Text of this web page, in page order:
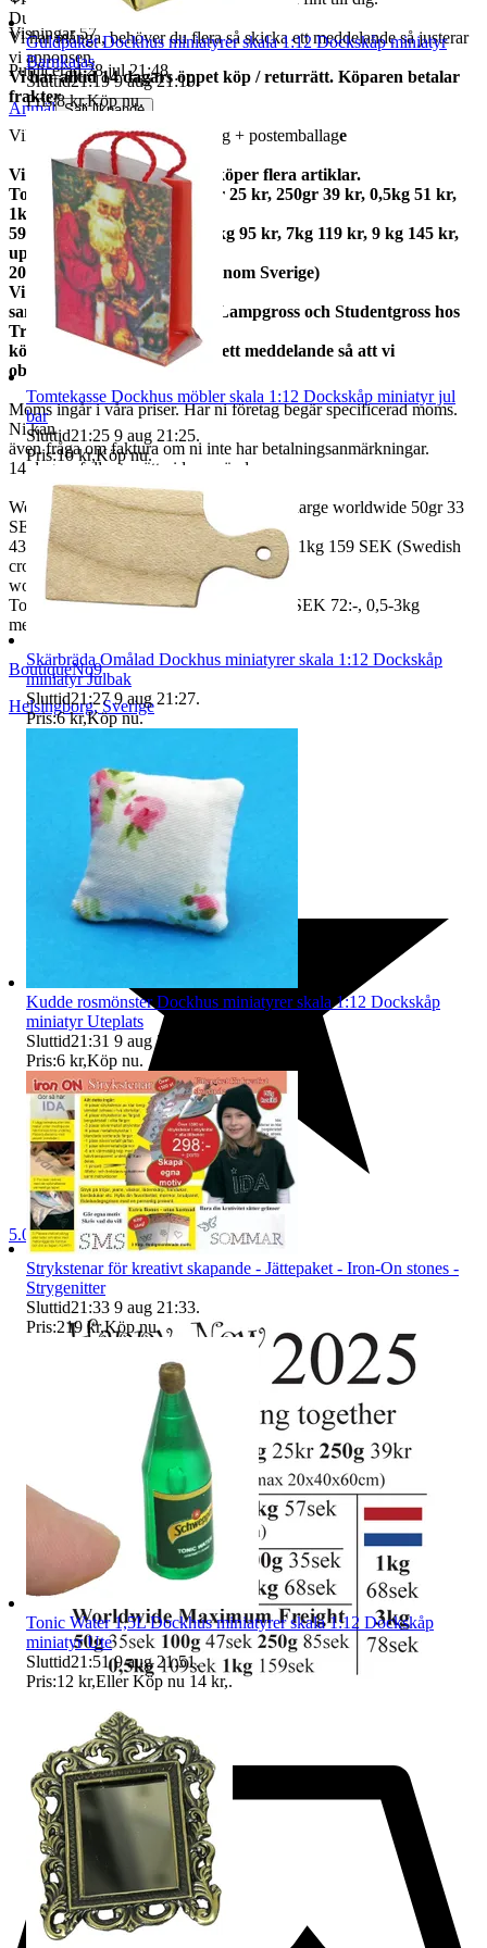
Du får varan som finns på första bilden.
Vi har många, behöver du flera så skicka ett meddelande så justerar
vi annonsen.
Vi har alltid 14 dagars öppet köp / returrätt. Köparen betalar
frakter.
Vikt ca 3 gram med förpackning + postemballage
Vi samfraktar gärna om du köper flera artiklar.
Total frakt: 50gr 15 kr, 100gr 25 kr, 250gr 39 kr, 0,5kg 51 kr,
1kg
59kr, 2kg 73 kr, 3kg 79 kr, 5kg 95 kr, 7kg 119 kr, 9 kg 145 kr,
upp till
20kg 159 kr (priserna gäller inom Sverige)
Vi
samfraktar med Fyndgross, Lampgross och Studentgross hos
Tradera. Om du
köper från mer än en skicka ett meddelande så att vi
observerar det.
Moms ingår i våra priser. Har ni företag begär specificerad moms.
Ni kan
även fråga om faktura om ni inte har betalningsanmärkningar.
14 dagars full returrätt vid oanvänd vara.
We also ship abroad worldwide. Freightcharge worldwide 50gr 33
SEK, 100 gr
43 SEK, 250gr 85 SEK, 0,5kg 109 SEK, 1kg 159 SEK (Swedish
crown
worldwide price freight)
To Denmark 0,5-3kg measure 35x24x13 SEK 72:-, 0,5-3kg
measure 40x40x140cm SEK 144:-
Visningar 57
Publicerad 28 jul 21:48
Anmäl Sälj liknande
BoutiqueNo9
Helsingborg,Sverige
5.0
Guldpaket Dockhus miniatyrer skala 1:12 Dockskåp miniatyr
Barnkalas
Sluttid21:19 9 aug 21:19.
Pris:8 kr,Köp nu.
Tomtekasse Dockhus möbler skala 1:12 Dockskåp miniatyr jul
bar
Sluttid21:25 9 aug 21:25.
Pris:10 kr,Köp nu.
Skärbräda Omålad Dockhus miniatyrer skala 1:12 Dockskåp
miniatyr Julbak
Sluttid21:27 9 aug 21:27.
Pris:6 kr,Köp nu.
Kudde rosmönster Dockhus miniatyrer skala 1:12 Dockskåp
miniatyr Uteplats
Sluttid21:31 9 aug 21:31
Pris:6 kr,Köp nu.
Strykstenar för kreativt skapande - Jättepaket - Iron-On stones -
Strygenitter
Sluttid21:33 9 aug 21:33.
Pris:219 kr,Köp nu.
Tonic Water 1,5L Dockhus miniatyrer skala 1:12 Dockskåp
miniatyr Ute
Sluttid21:51 9 aug 21:51.
Pris:12 kr,Eller Köp nu 14 kr,.